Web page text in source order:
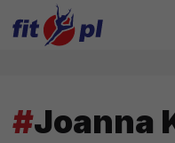
#Joanna